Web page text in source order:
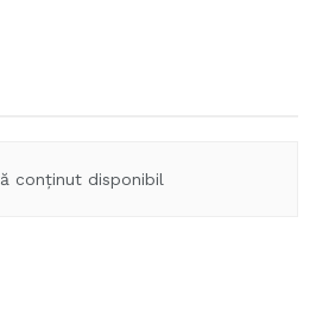
conținut disponibil